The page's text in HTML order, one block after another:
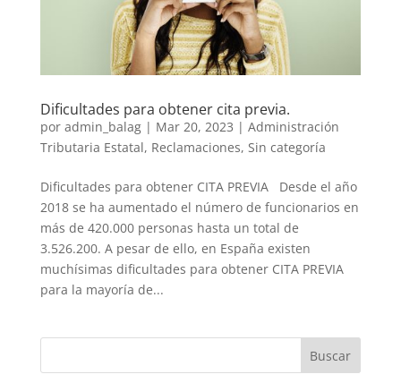
Dificultades para obtener cita previa.
por admin_balag| Mar 20, 2023 | Administración
Tributaria Estatal, Reclamaciones, Sin categoría
Dificultades para obtener CITA PREVIA Desde el año
2018 se ha aumentado el número de funcionarios en
más de 420.000 personas hasta un total de
3.526.200. A pesar de ello, en España existen
muchísimas dificultades para obtener CITA PREVIA
para la mayoría de...